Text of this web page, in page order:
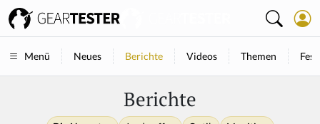
Menü Neues Berichte Videos Themen
Berichte